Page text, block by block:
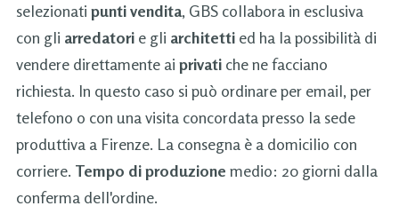
selezionati punti vendita, GBS collabora in esclusiva
con gli arredatori e gli architetti ed ha la possibilità di
vendere direttamente ai privati che ne facciano
richiesta. In questo caso si può ordinare per email, per
telefono o con una visita concordata presso la sede
produttiva a Firenze. La consegna è a domicilio con
corriere. Tempo di produzione medio: 20 giorni dalla
conferma dell'ordine.